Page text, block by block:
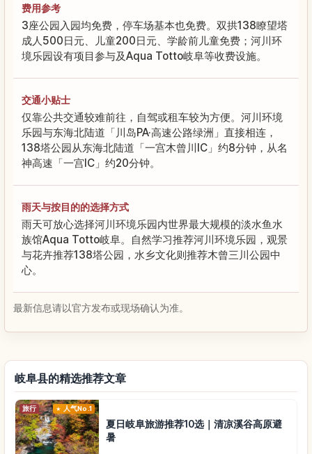
费用参考
3座公园入园均免费，停车场基本也免费。双拱138瞭望塔
成人500日元、儿童200日元、学龄前儿童免费；河川环
境乐园设有项目参与及Aqua Totto岐阜等收费设施。
交通小贴士
仅靠公共交通较难前往，自驾或租车较为方便。河川环境
乐园与东海北陆道「川岛PA·高速公路绿洲」直接相连，
138塔公园从东海北陆道「一宫木曾川IC」约8分钟，从名
神高速「一宫IC」约20分钟。
雨天与按目的的选择方式
雨天可放心选择河川环境乐园内世界最大规模的淡水鱼水
族馆Aqua Totto岐阜。自然学习推荐河川环境乐园，观景
与花卉推荐138塔公园，水乡文化则推荐木曾三川公园中
心。
最新信息请以官方发布或现场确认为准。
岐阜县的精选推荐文章
旅行 人气No.1
夏日岐阜旅游推荐10选｜清凉溪谷高原避
暑